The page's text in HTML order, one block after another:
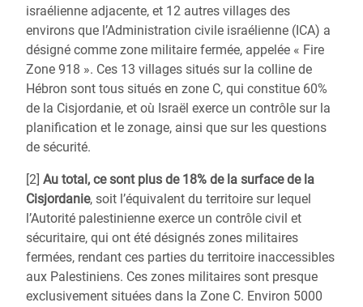
israélienne adjacente, et 12 autres villages des
environs que l’Administration civile israélienne (ICA) a
désigné comme zone militaire fermée, appelée « Fire
Zone 918 ». Ces 13 villages situés sur la colline de
Hébron sont tous situés en zone C, qui constitue 60%
de la Cisjordanie, et où Israël exerce un contrôle sur la
planification et le zonage, ainsi que sur les questions
de sécurité.
[2] Au total, ce sont plus de 18% de la surface de la
Cisjordanie, soit l’équivalent du territoire sur lequel
l’Autorité palestinienne exerce un contrôle civil et
sécuritaire, qui ont été désignés zones militaires
fermées, rendant ces parties du territoire inaccessibles
aux Palestiniens. Ces zones militaires sont presque
exclusivement situées dans la Zone C. Environ 5000